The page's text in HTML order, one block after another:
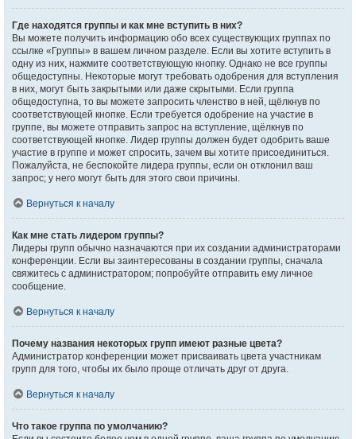
Где находятся группы и как мне вступить в них?
Вы можете получить информацию обо всех существующих группах по
ссылке «Группы» в вашем личном разделе. Если вы хотите вступить в
одну из них, нажмите соответствующую кнопку. Однако не все группы
общедоступны. Некоторые могут требовать одобрения для вступления
в них, могут быть закрытыми или даже скрытыми. Если группа
общедоступна, то вы можете запросить членство в ней, щёлкнув по
соответствующей кнопке. Если требуется одобрение на участие в
группе, вы можете отправить запрос на вступление, щёлкнув по
соответствующей кнопке. Лидер группы должен будет одобрить ваше
участие в группе и может спросить, зачем вы хотите присоединиться.
Пожалуйста, не беспокойте лидера группы, если он отклонил ваш
запрос; у него могут быть для этого свои причины.
Вернуться к началу
Как мне стать лидером группы?
Лидеры групп обычно назначаются при их создании администраторами
конференции. Если вы заинтересованы в создании группы, сначала
свяжитесь с администратором; попробуйте отправить ему личное
сообщение.
Вернуться к началу
Почему названия некоторых групп имеют разные цвета?
Администратор конференции может присваивать цвета участникам
групп для того, чтобы их было проще отличать друг от друга.
Вернуться к началу
Что такое группа по умолчанию?